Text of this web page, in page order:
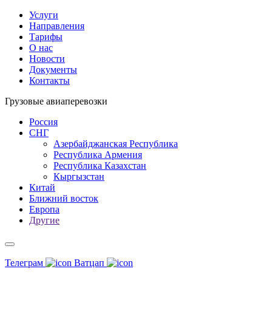
Услуги
Направления
Тарифы
О нас
Новости
Документы
Контакты
Грузовые авиаперевозки
Россия
СНГ
Азербайджанская Республика
Республика Армения
Республика Казахстан
Кыргызстан
Китай
Ближний восток
Европа
Другие
Телеграм Ватцап